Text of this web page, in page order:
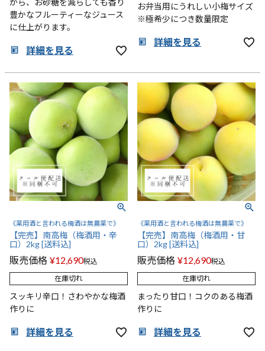
から、お砂糖を減らしても香り
豊かなフルーティーなジュース
に仕上がります。
詳細を見る
お弁当用にうれしい小梅サイズ
※極希少につき数量限定
詳細を見る
《薬用酒と言われる梅酒は無農薬で》
【完売】南高梅（梅酒用・辛
口）2kg [送料込]
販売価格 ¥12,690税込
在庫切れ
スッキリ辛口！さわやかな梅酒
作りに
詳細を見る
《薬用酒と言われる梅酒は無農薬で》
【完売】南高梅（梅酒用・甘
口）2kg [送料込]
販売価格 ¥12,690税込
在庫切れ
まったり甘口！コクのある梅酒
作りに
詳細を見る